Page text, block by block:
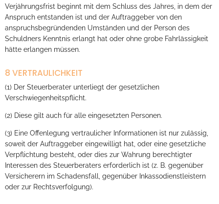
Verjährungsfrist beginnt mit dem Schluss des Jahres, in dem der
Anspruch entstanden ist und der Auftraggeber von den
anspruchsbegründenden Umständen und der Person des
Schuldners Kenntnis erlangt hat oder ohne grobe Fahrlässigkeit
hätte erlangen müssen.
8 VERTRAULICHKEIT
(1) Der Steuerberater unterliegt der gesetzlichen
Verschwiegenheitspflicht.
(2) Diese gilt auch für alle eingesetzten Personen.
(3) Eine Offenlegung vertraulicher Informationen ist nur zulässig,
soweit der Auftraggeber eingewilligt hat, oder eine gesetzliche
Verpflichtung besteht, oder dies zur Wahrung berechtigter
Interessen des Steuerberaters erforderlich ist (z. B. gegenüber
Versicherern im Schadensfall, gegenüber Inkassodienstleistern
oder zur Rechtsverfolgung).